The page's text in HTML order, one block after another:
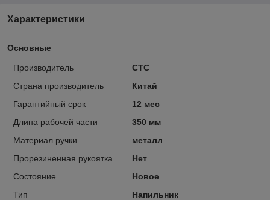
Характеристики
Основные
Производитель
CTC
Страна производитель
Китай
Гарантийный срок
12 мес
Длина рабочей части
350 мм
Материал ручки
металл
Прорезиненная рукоятка
Нет
Состояние
Новое
Тип
Напильник